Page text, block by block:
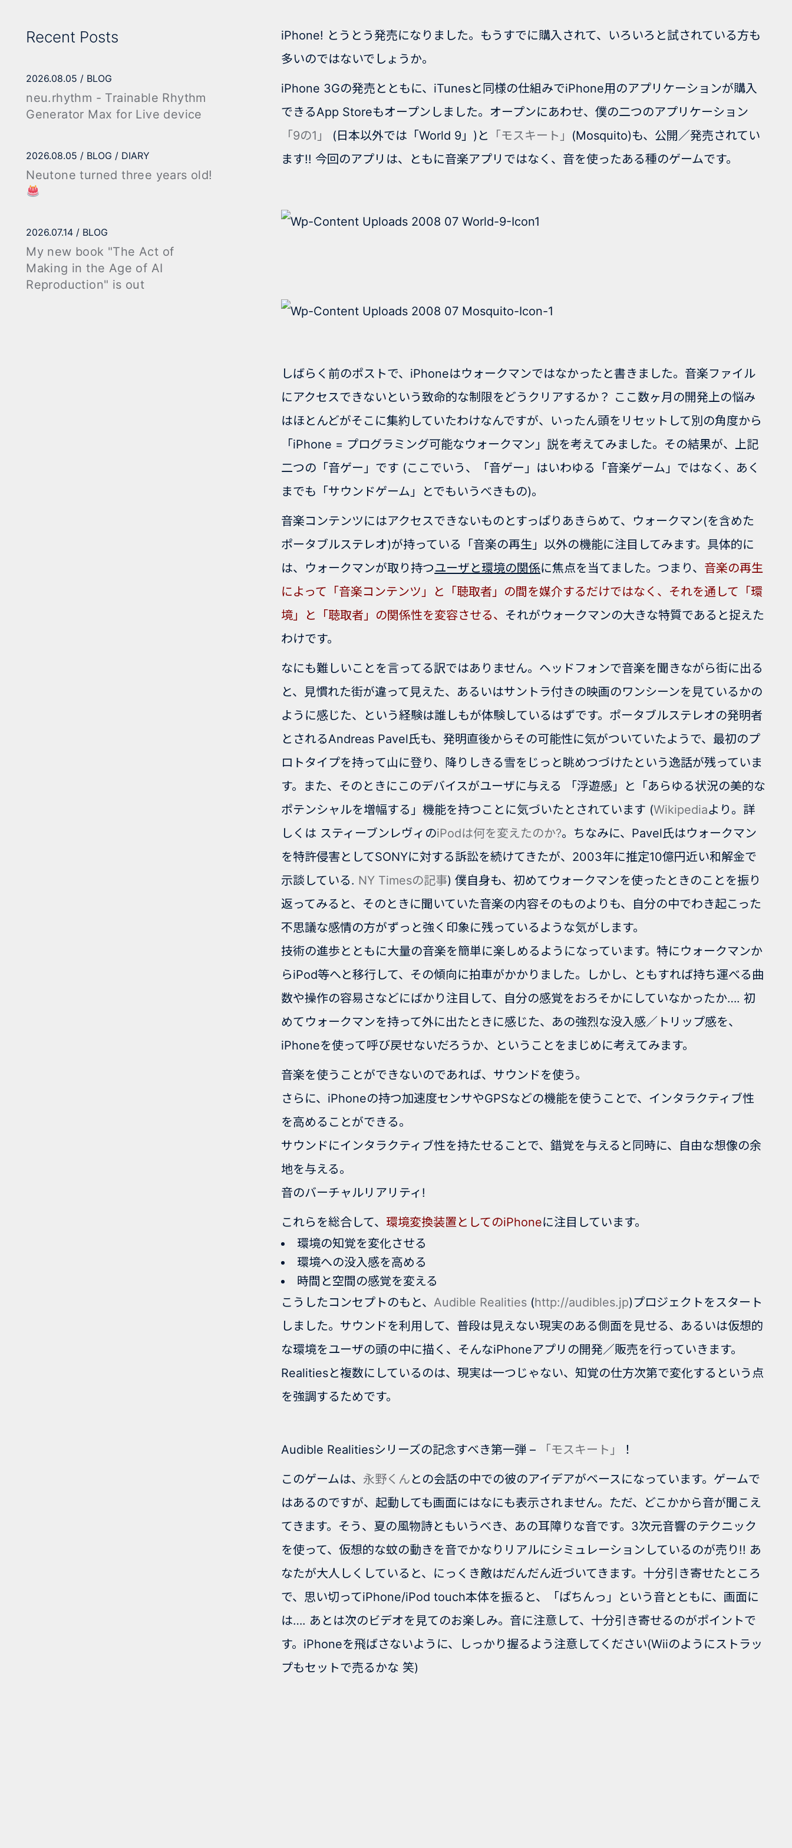
Recent Posts
2026.08.05 BLOG
neu.rhythm - Trainable Rhythm
Generator Max for Live device
2026.08.05 BLOG DIARY
Neutone turned three years old!
2026.07.14 BLOG
My new book "The Act of
Making in the Age of AI
Reproduction" is out
iPhone! とうとう発売になりました。もうすでに購入されて、いろいろと試されている方も
多いのではないでしょうか。
iPhone 3Gの発売とともに、iTunesと同様の仕組みでiPhone用のアプリケーションが購入
できるApp Storeもオープンしました。オープンにあわせ、僕の二つのアプリケーション
「9の1 」 (日本以外では「World 9」)と 「モスキート」 (Mosquito)も、公開／発売されてい
ます!! 今回のアプリは、ともに音楽アプリではなく、音を使ったある種のゲームです。
しばらく前のポストで、iPhoneはウォークマンではなかったと書きました。音楽ファイル
にアクセスできないという致命的な制限をどうクリアするか？ ここ数ヶ月の開発上の悩み
はほとんどがそこに集約していたわけなんですが、いったん頭をリセットして別の角度から
「iPhone = プログラミング可能なウォークマン」説を考えてみました。その結果が、上記
二つの「音ゲー」です (ここでいう、「音ゲー」はいわゆる「音楽ゲーム」ではなく、あく
までも「サウンドゲーム」とでもいうべきもの)。
音楽コンテンツにはアクセスできないものとすっぱりあきらめて、ウォークマン(を含めた
ポータブルステレオ)が持っている「音楽の再生」以外の機能に注目してみます。具体的に
は、ウォークマンが取り持つユーザと環境の関係に焦点を当てました。つまり、 音楽の再生
によって「音楽コンテンツ」と「聴取者」の間を媒介するだけではなく、それを通して 「環
境」と「聴取者」の関係性を変容させる、 それがウォークマンの大きな特質であると捉えた
わけです。
なにも難しいことを言ってる訳ではありません。ヘッドフォンで音楽を聞きながら街に出る
と、見慣れた街が違って見えた、あるいはサントラ付きの映画のワンシーンを見ているかの
ように感じた、という経験は誰しもが体験しているはずです。ポータブルステレオの発明者
とされるAndreas Pavel氏も、発明直後からその可能性に気がついていたようで、最初のプ
ロトタイプを持って山に登り、降りしきる雪をじっと眺めつづけたという逸話が残っていま
す。また、そのときにこのデバイスがユーザに与える
「浮遊感」 と
「あらゆる状況の美的な
ポテンシャルを増幅する」機能を持つことに気づいたとされています (Wikipediaより。詳
しくは スティーブンレヴィのiPodは何を変えたのか?。ちなみに、Pavel氏はウォークマン
を特許侵害としてSONYに対する訴訟を続けてきたが、2003年に推定10億円近い和解金で
示談している. NY Timesの記事) 僕自身も、初めてウォークマンを使ったときのことを振り
返ってみると、そのときに聞いていた音楽の内容そのものよりも、自分の中でわき起こった
不思議な感情の方がずっと強く印象に残っているような気がします。
技術の進歩とともに大量の音楽を簡単に楽しめるようになっています。特にウォークマンか
らiPod等へと移行して、その傾向に拍車がかかりました。しかし、ともすれば持ち運べる曲
数や操作の容易さなどにばかり注目して、自分の感覚をおろそかにしていなかったか…. 初
めてウォークマンを持って外に出たときに感じた、あの強烈な没入感／トリップ感を、
iPhoneを使って呼び戻せないだろうか、ということをまじめに考えてみます。
音楽を使うことができないのであれば、サウンドを使う。
さらに、iPhoneの持つ加速度センサやGPSなどの機能を使うことで、インタラクティブ性
を高めることができる。
サウンドにインタラクティブ性を持たせることで、錯覚を与えると同時に、自由な想像の余
地を与える。
音のバーチャルリアリティ!
これらを総合して、 環境変換装置としてのiPhoneに注目しています。
環境の知覚を変化させる
環境への没入感を高める
時間と空間の感覚を変える
こうしたコンセプトのもと、 Audible Realities (http://audibles.jp)プロジェクトをスタート
しました。サウンドを利用して、普段は見えない現実のある側面を見せる、あるいは仮想的
な環境をユーザの頭の中に描く、そんなiPhoneアプリの開発／販売を行っていきます。
Realitiesと複数にしているのは、現実は一つじゃない、知覚の仕方次第で変化するという点
を強調するためです。
Audible Realitiesシリーズの記念すべき第一弾 – 「モスキート」 ！
このゲームは、 永野くん との会話の中での彼のアイデアがベースになっています。ゲームで
はあるのですが、起動しても画面にはなにも表示されません。ただ、どこかから音が聞こえ
てきます。そう、夏の風物詩ともいうべき、あの耳障りな音です。3次元音響のテクニック
を使って、仮想的な蚊の動きを音でかなりリアルにシミュレーションしているのが売り!! あ
なたが大人しくしていると、にっくき敵はだんだん近づいてきます。十分引き寄せたところ
で、思い切ってiPhone/iPod touch本体を振ると、「ぱちんっ」という音とともに、画面に
は…. あとは次のビデオを見てのお楽しみ。音に注意して、十分引き寄せるのがポイントで
す。iPhoneを飛ばさないように、しっかり握るよう注意してください(Wiiのようにストラッ
プもセットで売るかな 笑)